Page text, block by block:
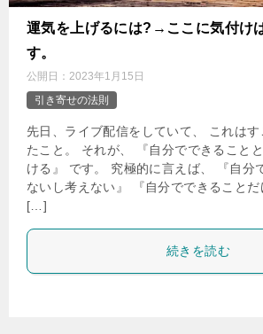
運気を上げるには?→ここに気付け
す。
公開日： 2023年1月15日
引き寄せの法則
先日、ライブ配信をしていて、 これはす
たこと。 それが、 『自分でできること
ける』 です。 究極的に言えば、 『自分
ないし考えない』 『自分でできることだ
[…]
続きを読む